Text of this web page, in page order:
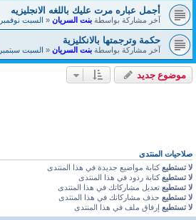
أجمل عباره مرت عليك باللغه الانجليزيه
آخر مشاركة بواسطةبنت السريان«السبت نوفمبر 07, 2015 11:44 pm
حكمة وترجمتها بالانكليزية
آخر مشاركة بواسطةبنت السريان«السبت سبتمبر 26, 2015 6:45 am
موضوع جديد
صلاحيات المنتدى
لا تستطيعكتابة مواضيع جديدة في هذا المنتدى
لا تستطيعكتابة ردود في هذا المنتدى
لا تستطيعتعديل مشاركاتك في هذا المنتدى
لا تستطيعحذف مشاركاتك في هذا المنتدى
لا تستطيعإرفاق ملف في هذا المنتدى